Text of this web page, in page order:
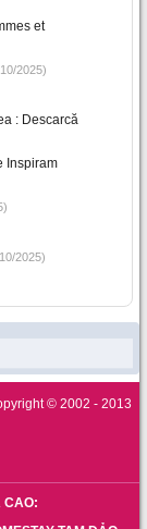
et
2025)
: Descarcă
Inspiram
2025)
© 2002 - 2013
CAO: